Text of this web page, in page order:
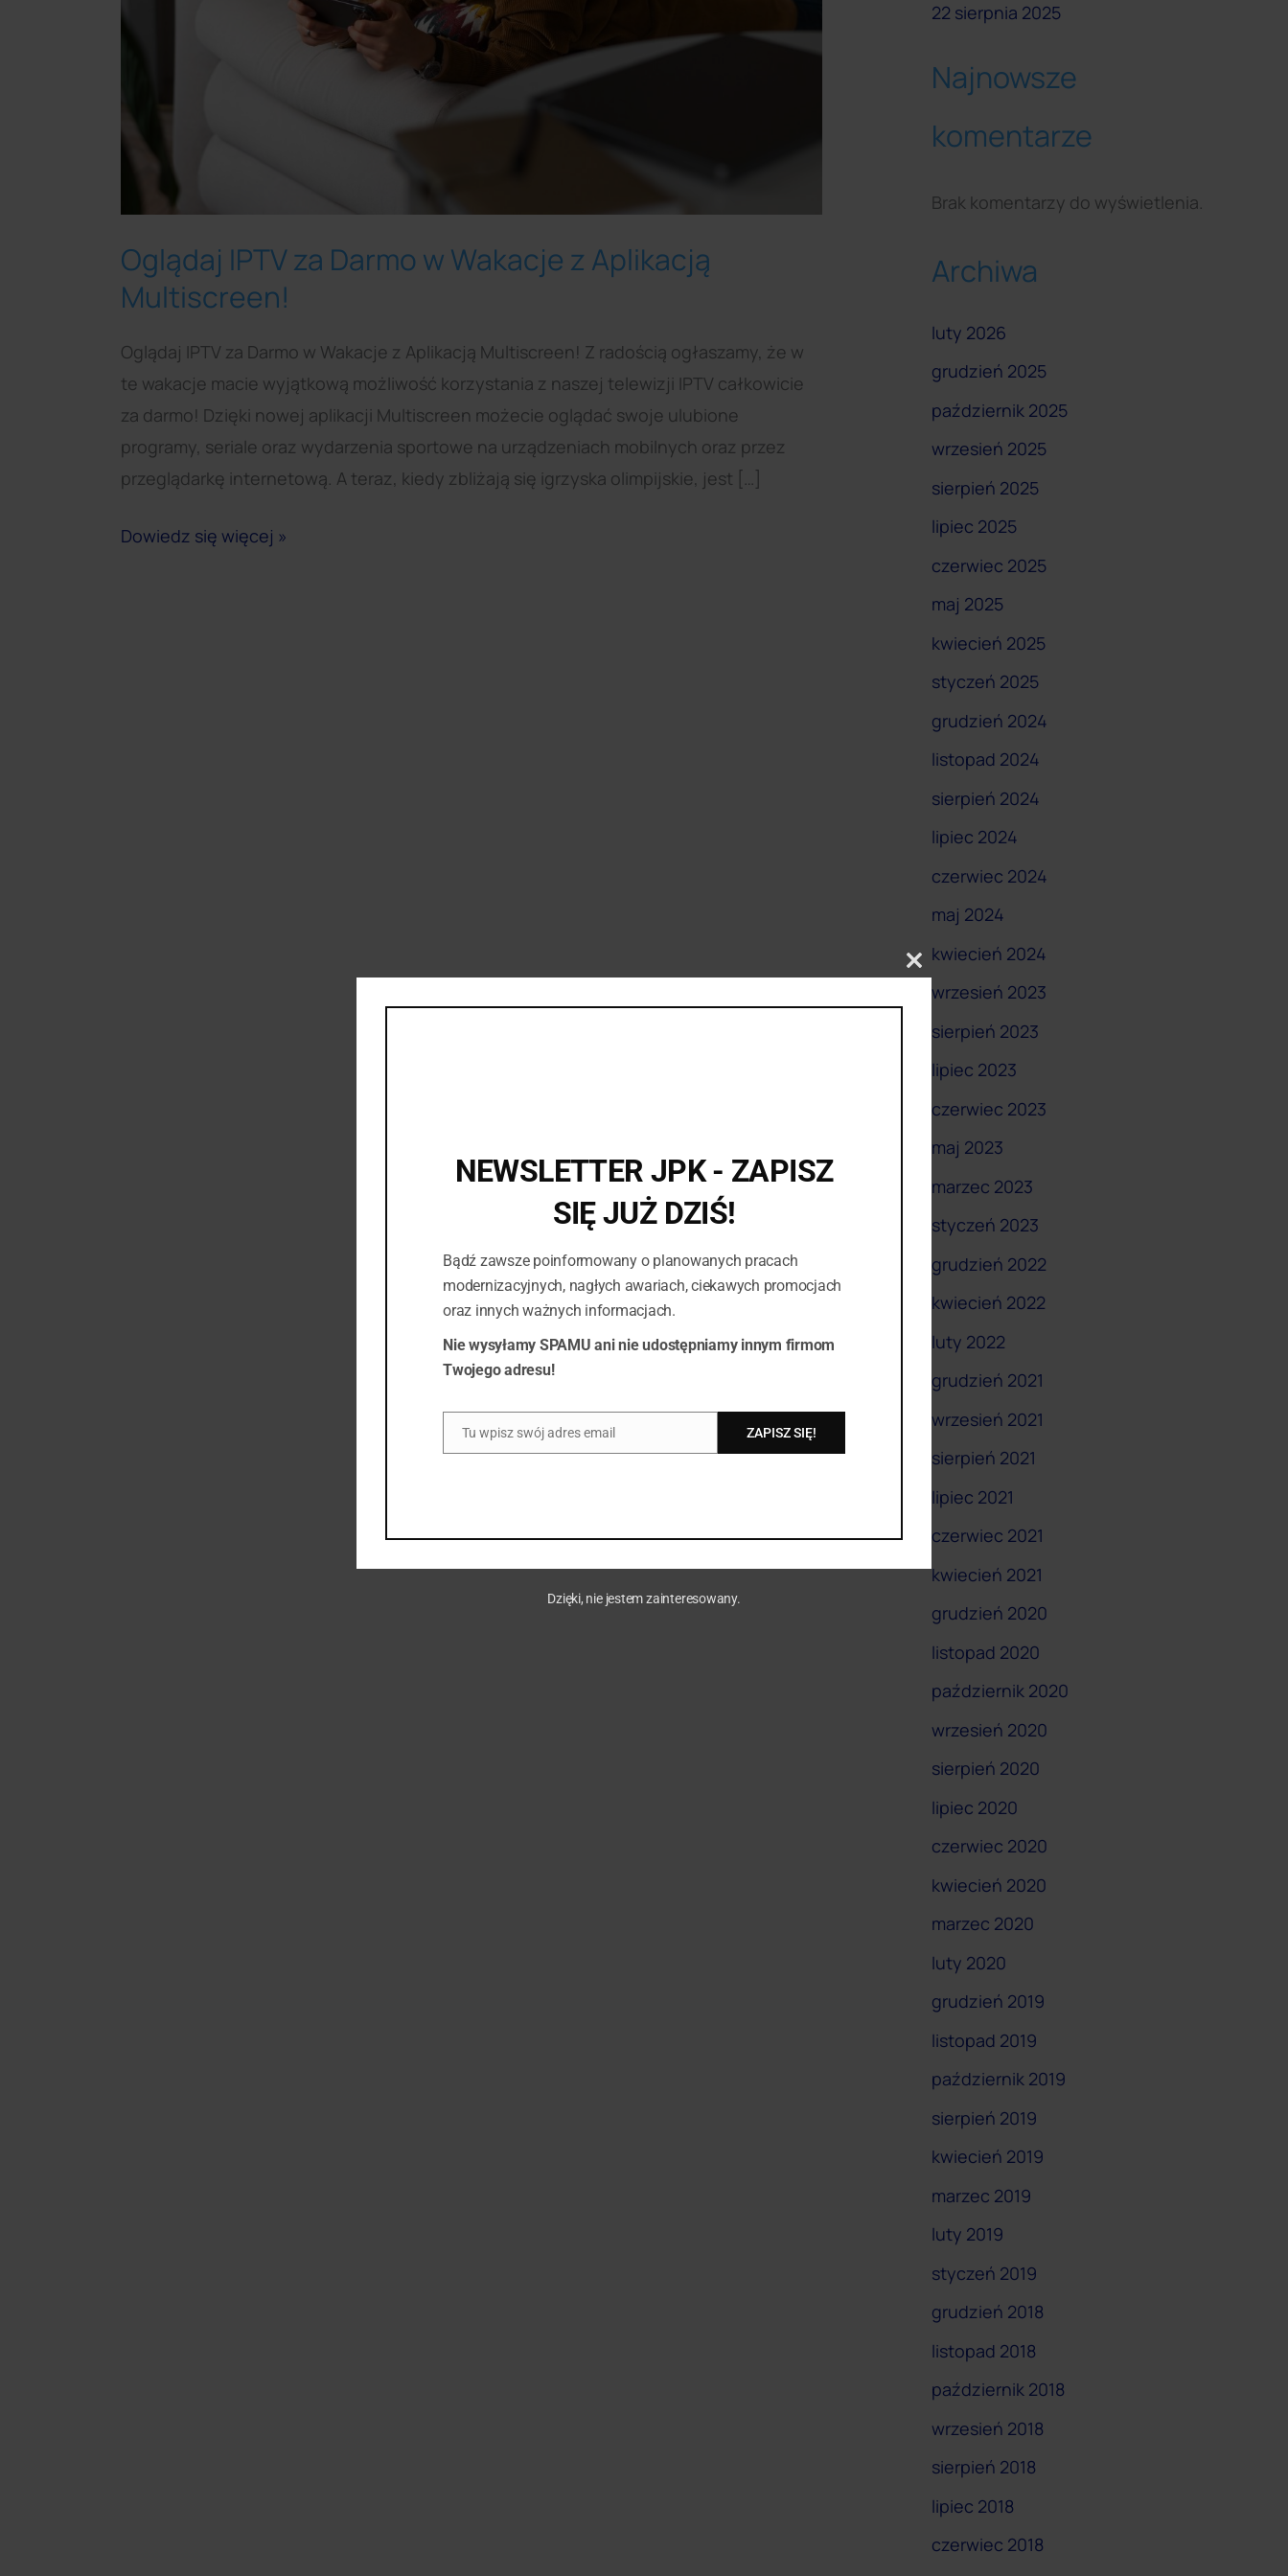
Oglądaj IPTV za Darmo w Wakacje z Aplikacją
Multiscreen!
Oglądaj IPTV za Darmo w Wakacje z Aplikacją Multiscreen! Z radością ogłaszamy, że w
te wakacje macie wyjątkową możliwość korzystania z naszej telewizji IPTV całkowicie
za darmo! Dzięki nowej aplikacji Multiscreen możecie oglądać swoje ulubione
programy, seriale oraz wydarzenia sportowe na urządzeniach mobilnych oraz przez
przeglądarkę internetową. A teraz, kiedy zbliżają się igrzyska olimpijskie, jest […]
Multiscreen!
Dowiedz się więcej »
22 sierpnia 2025
Najnowsze
komentarze
Brak komentarzy do wyświetlenia.
Archiwa
luty 2026
grudzień 2025
październik 2025
wrzesień 2025
sierpień 2025
lipiec 2025
czerwiec 2025
maj 2025
kwiecień 2025
styczeń 2025
grudzień 2024
listopad 2024
sierpień 2024
lipiec 2024
czerwiec 2024
maj 2024
kwiecień 2024
wrzesień 2023
sierpień 2023
lipiec 2023
czerwiec 2023
maj 2023
marzec 2023
styczeń 2023
grudzień 2022
kwiecień 2022
luty 2022
grudzień 2021
wrzesień 2021
sierpień 2021
lipiec 2021
czerwiec 2021
kwiecień 2021
grudzień 2020
listopad 2020
październik 2020
wrzesień 2020
sierpień 2020
lipiec 2020
czerwiec 2020
kwiecień 2020
marzec 2020
luty 2020
grudzień 2019
listopad 2019
październik 2019
sierpień 2019
kwiecień 2019
marzec 2019
luty 2019
styczeń 2019
grudzień 2018
listopad 2018
październik 2018
wrzesień 2018
sierpień 2018
lipiec 2018
czerwiec 2018
Close
this
NEWSLETTER JPK - ZAPISZ
SIĘ JUŻ DZIŚ!
Bądź zawsze poinformowany o planowanych pracach
modernizacyjnych, nagłych awariach, ciekawych promocjach
oraz innych ważnych informacjach.
Nie wysyłamy SPAMU ani nie udostępniamy innym firmom
Twojego adresu!
Tu wpisz swój adres email ZAPISZ SIĘ!
Dzięki, nie jestem zainteresowany.